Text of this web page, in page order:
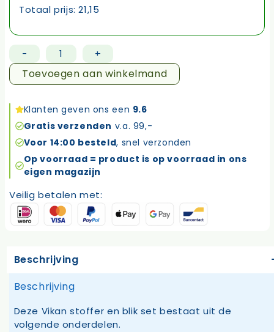
Totaal prijs:21,15
-
stoffer
en
hygiene
aantal
+
Toevoegen aan winkelmand
Klanten geven ons een 9.6
Gratis verzenden v.a. 99,-
Voor 14:00 besteld, snel verzonden
Op voorraad = product is op voorraad in ons
eigen magazijn
Veilig betalen met:
Beschrijving
Beschrijving
Deze Vikan stoffer en blik set bestaat uit de
volgende onderdelen.